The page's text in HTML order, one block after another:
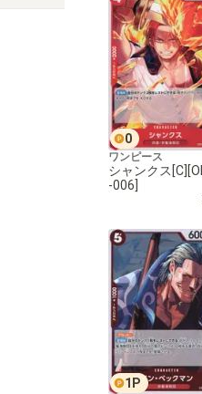
0
ワンピース
シャンクス
-006]
1 P